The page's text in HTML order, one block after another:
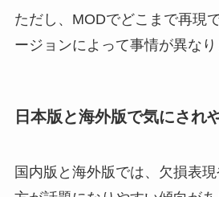
ただし、MODでどこまで再現
ージョンによって事情が異なり
日本版と海外版で気にされ
国内版と海外版では、欠損表